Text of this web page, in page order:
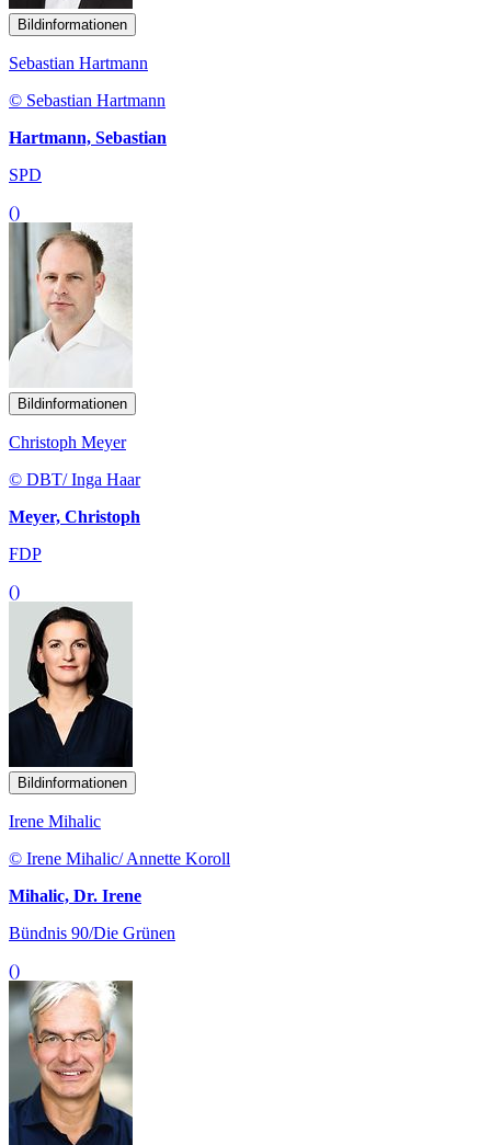
Bildinformationen
Sebastian Hartmann
© Sebastian Hartmann
Hartmann, Sebastian
SPD
()
Bildinformationen
Christoph Meyer
© DBT/ Inga Haar
Meyer, Christoph
FDP
()
Bildinformationen
Irene Mihalic
© Irene Mihalic/ Annette Koroll
Mihalic, Dr. Irene
Bündnis 90/Die Grünen
()